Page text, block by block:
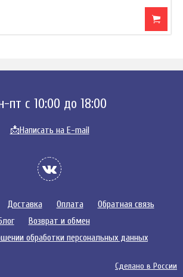
пт с 10:00 до 18:00
📩Написать на E-mail
Доставка Оплата
Обратная связь
Возврат и обмен
обработки персональных данных
Сделано в России